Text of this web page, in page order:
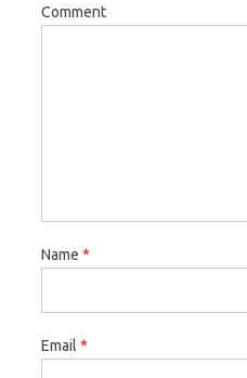
Comment
Name *
Email *